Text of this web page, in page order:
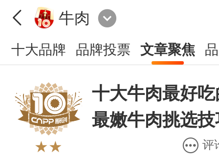
牛肉
十大品牌 品牌投票 文章聚焦
★★
十大牛肉最好
最嫩牛肉挑选
评